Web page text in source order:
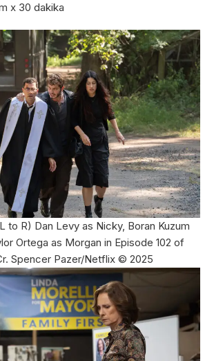
x 30 dakika
to R) Dan Levy as Nicky, Boran Kuzum
Ortega as Morgan in Episode 102 of
Spencer Pazer/Netflix © 2025